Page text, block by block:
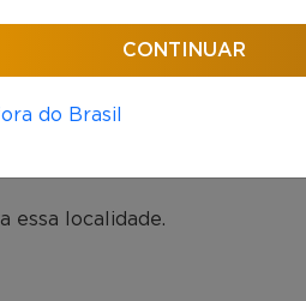
essa localidade.
do Brasil